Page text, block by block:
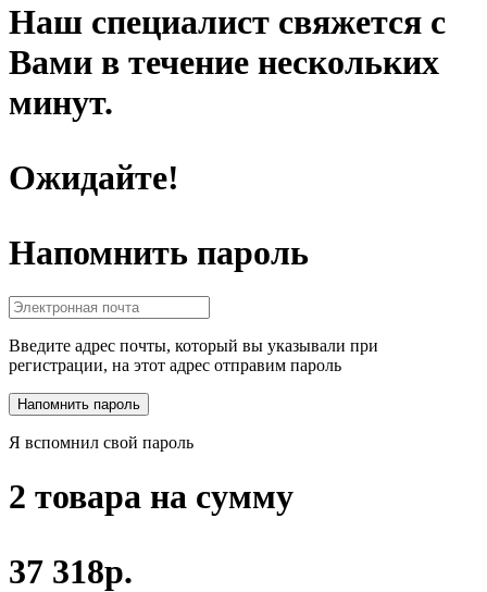
Наш специалист свяжется с
Вами в течение нескольких
минут.
Ожидайте!
Напомнить пароль
Введите адрес почты, который вы указывали при
регистрации, на этот адрес отправим пароль
Я вспомнил свой пароль
2 товара на сумму
37 318р.